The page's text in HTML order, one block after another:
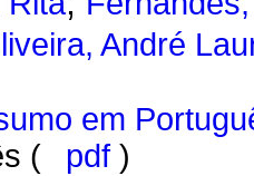
André
em
(
pdf )